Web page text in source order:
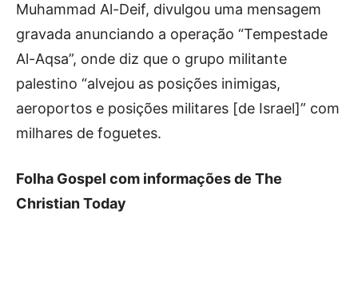
Muhammad Al-Deif, divulgou uma mensagem
gravada anunciando a operação “Tempestade
Al-Aqsa”, onde diz que o grupo militante
palestino “alvejou as posições inimigas,
aeroportos e posições militares [de Israel]” com
milhares de foguetes.
Folha Gospel com informações de The
Christian Today